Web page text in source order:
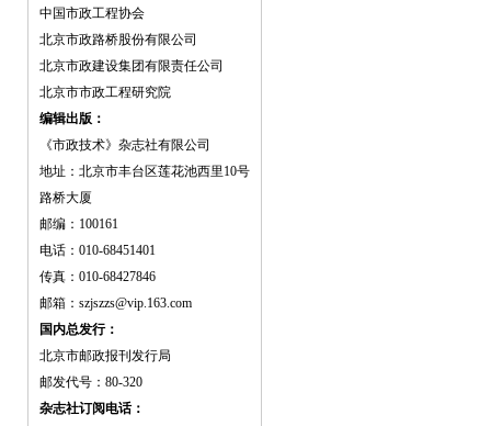
中国市政工程协会
北京市政路桥股份有限公司
北京市政建设集团有限责任公司
北京市市政工程研究院
编辑出版：
《市政技术》杂志社有限公司
地址：北京市丰台区莲花池西里10号
路桥大厦
邮编：100161
电话：010-68451401
传真：010-68427846
邮箱：szjszzs@vip.163.com
国内总发行：
北京市邮政报刊发行局
邮发代号：80-320
杂志社订阅电话：